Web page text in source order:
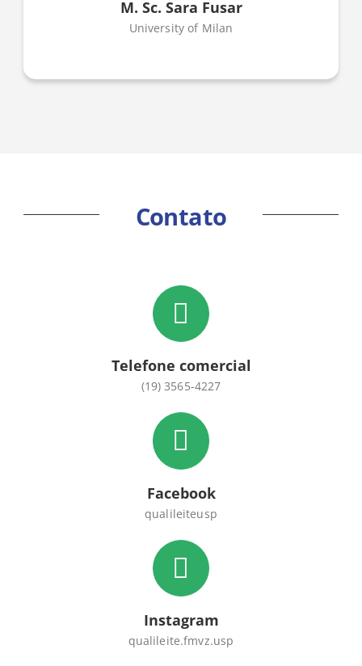
M. Sc. Sara Fusar
University of Milan
Contato
Telefone comercial
(19) 3565-4227
Facebook
qualileiteusp
Instagram
qualileite.fmvz.usp